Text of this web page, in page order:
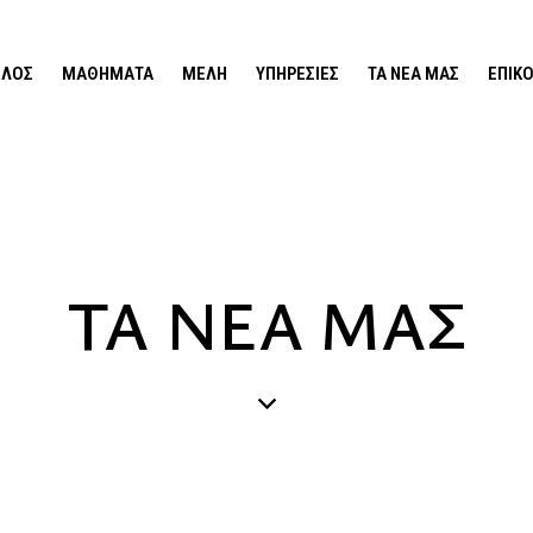
ΜΑΘΉΜΑΤΑ ΜΈΛΗ ΥΠΗΡΕΣΊΕΣ ΤΑ ΝΕΑ ΜΑΣ
ΤΑ ΝΕΑ ΜΑΣ